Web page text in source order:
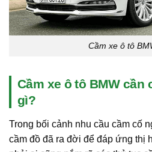
Cầm xe ô tô
Cầm xe ô tô BMW
gì?
Trong bối cảnh nhu cầu cầm cố
cầm đồ đã ra đời để đáp ứng thị